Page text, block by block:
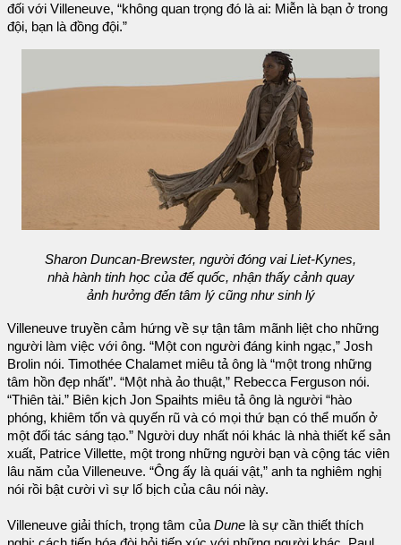
đối với Villeneuve, “không quan trọng đó là ai: Miễn là bạn ở trong
đội, bạn là đồng đội.”
Sharon Duncan-Brewster, người đóng vai Liet-Kynes,
nhà hành tinh học của đế quốc, nhận thấy cảnh quay
ảnh hưởng đến tâm lý cũng như sinh lý
Villeneuve truyền cảm hứng về sự tận tâm mãnh liệt cho những
người làm việc với ông. “Một con người đáng kinh ngạc,” Josh
Brolin nói. Timothée Chalamet miêu tả ông là “một trong những
tâm hồn đẹp nhất”. “Một nhà ảo thuật,” Rebecca Ferguson nói.
“Thiên tài.” Biên kịch Jon Spaihts miêu tả ông là người “hào
phóng, khiêm tốn và quyến rũ và có mọi thứ bạn có thể muốn ở
một đối tác sáng tạo.” Người duy nhất nói khác là nhà thiết kế sản
xuất, Patrice Villette, một trong những người bạn và cộng tác viên
lâu năm của Villeneuve. “Ông ấy là quái vật,” anh ta nghiêm nghị
nói rồi bật cười vì sự lố bịch của câu nói này.
Villeneuve giải thích, trọng tâm củaDune là sự cần thiết thích